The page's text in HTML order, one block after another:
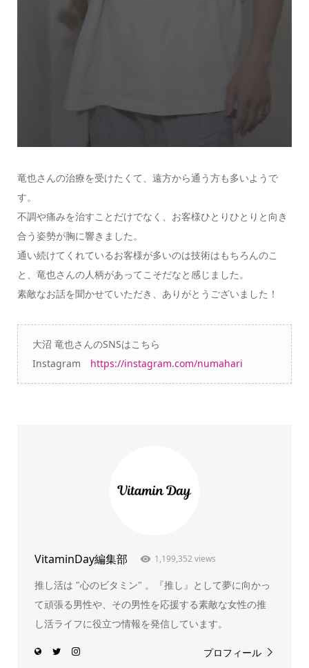
竜也さんの治療を受けたくて、遠方から通う方も多いようで
す。
不調や痛みを治すことだけでなく、お客様ひとりひとりと向き
合う姿勢が胸に響きました。
通い続けてくれているお客様が多いのは技術はもちろんのこ
と、竜也さんの人柄があってこそだなと感じました。
素敵なお話を聞かせていただき、ありがとうございました！
大沼 竜也さんのSNSはこちら
Instagram https://instagram.com/numahari
VitaminDay編集部 1,199,352 views
推し活は "心のビタミン" 。『推し』として夢に向かっ
て頑張る男性や、その男性を応援する素敵な女性の推
し活ライフに役立つ情報を発信しています。
プロフィール